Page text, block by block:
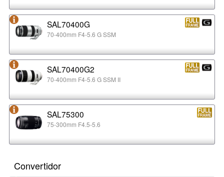
SAL70400G
70-400mm F4-5.6 G SSM
SAL70400G2
70-400mm F4-5.6 G SSM II
SAL75300
75-300mm F4.5-5.6
Convertidor